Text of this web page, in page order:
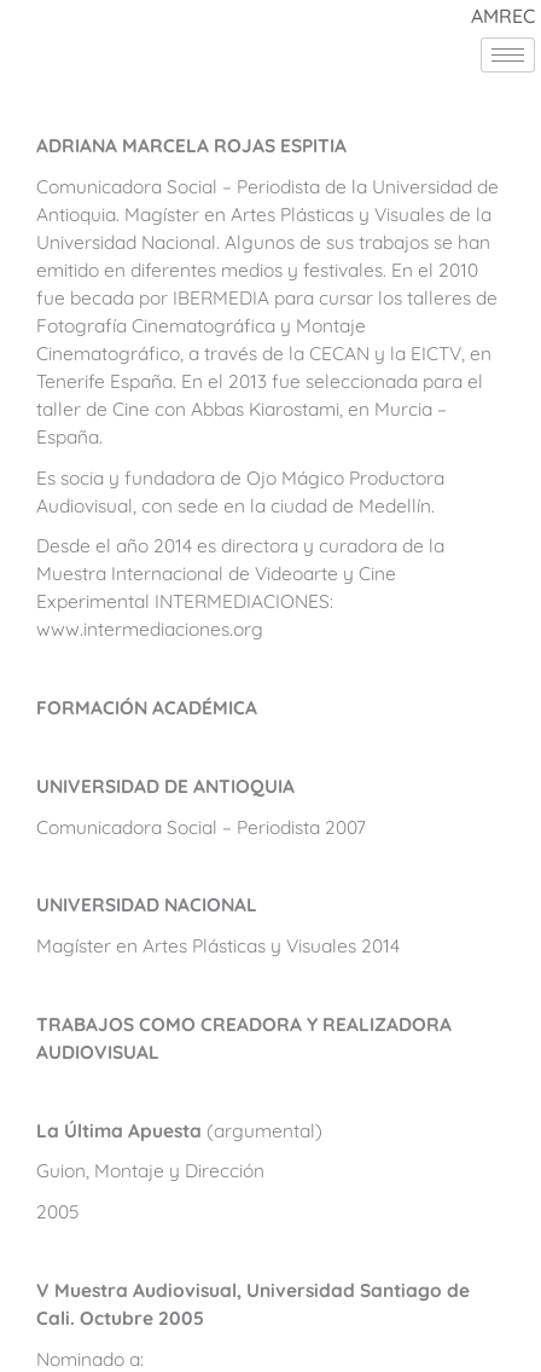
AMREC
ADRIANA MARCELA ROJAS ESPITIA
Comunicadora Social – Periodista de la Universidad de
Antioquia. Magíster en Artes Plásticas y Visuales de la
Universidad Nacional. Algunos de sus trabajos se han
emitido en diferentes medios y festivales. En el 2010
fue becada por IBERMEDIA para cursar los talleres de
Fotografía Cinematográfica y Montaje
Cinematográfico, a través de la CECAN y la EICTV, en
Tenerife España. En el 2013 fue seleccionada para el
taller de Cine con Abbas Kiarostami, en Murcia –
España.
Es socia y fundadora de Ojo Mágico Productora
Audiovisual, con sede en la ciudad de Medellín.
Desde el año 2014 es directora y curadora de la
Muestra Internacional de Videoarte y Cine
Experimental INTERMEDIACIONES:
www.intermediaciones.org
FORMACIÓN ACADÉMICA
UNIVERSIDAD DE ANTIOQUIA
Comunicadora Social – Periodista 2007
UNIVERSIDAD NACIONAL
Magíster en Artes Plásticas y Visuales 2014
TRABAJOS COMO CREADORA Y REALIZADORA
AUDIOVISUAL
La Última Apuesta (argumental)
Guion, Montaje y Dirección
2005
V Muestra Audiovisual, Universidad Santiago de
Cali. Octubre 2005
Nominado a: